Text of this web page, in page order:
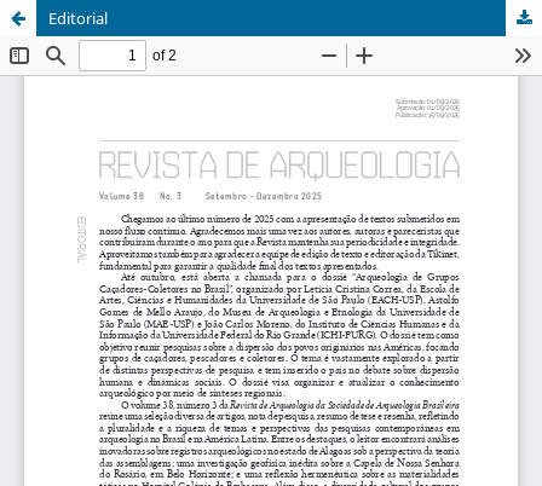
Editorial